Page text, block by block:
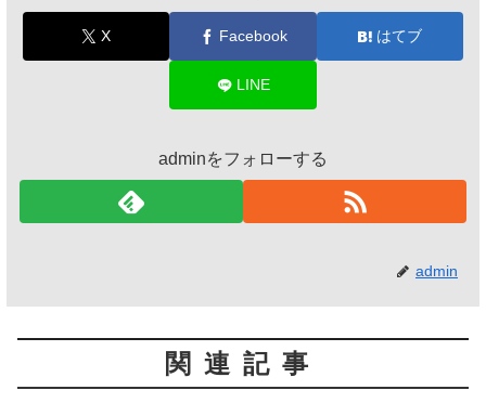
X Facebook はてブ
LINE
adminをフォローする
admin
関連記事